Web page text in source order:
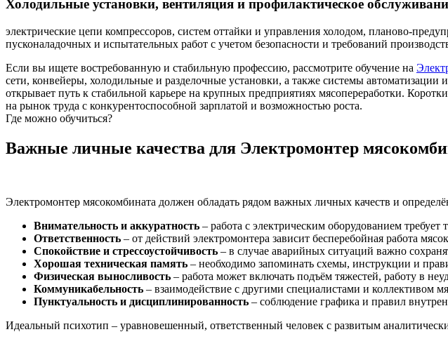
Холодильные установки, вентиляция и профилактическое
электрические цепи компрессоров, систем оттайки и управления холодом, планово-
пусконаладочных и испытательных работ с учетом безопасности и требований
Если вы ищете востребованную и стабильную профессию, рассмотрите обучение на
сети, конвейеры, холодильные и разделочные установки, а также системы
открывает путь к стабильной карьере на крупных предприятиях мясопереработки.
на рынок труда с конкурентоспособной зарплатой и возможностью роста.
Где можно обучиться?
Важные личные качества для Электромонтер
Электромонтер мясокомбината должен обладать рядом важных личных качеств и
Внимательность и аккуратность – работа с электрическим оборудованием
Ответственность – от действий электромонтера зависит бесперебойная работа
Спокойствие и стрессоустойчивость – в случае аварийных ситуаций важно
Хорошая техническая память – необходимо запоминать схемы, инструкции и
Физическая выносливость – работа может включать подъём тяжестей, работу в
Коммуникабельность – взаимодействие с другими специалистами и коллективом
Пунктуальность и дисциплинированность – соблюдение графика и правил
Идеальный психотип – уравновешенный, ответственный человек с развитым